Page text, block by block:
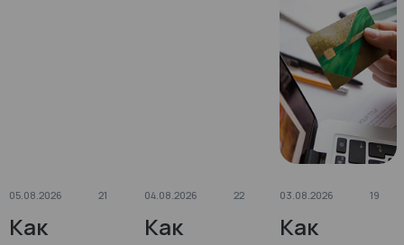
05.08.2026 21
Как
04.08.2026 22
Как
03.08.2026 19
Как